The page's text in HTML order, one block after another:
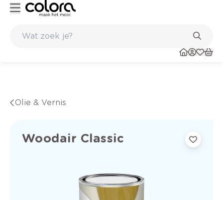
Olie & Vernis
Woodair Classic